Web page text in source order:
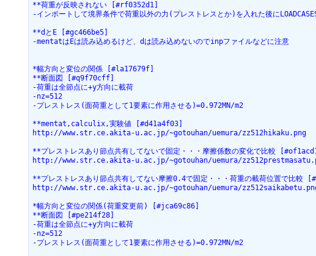
**荷重が反映されない [#rf0352d1]
-インポートして境界条件で荷重以外の力(プレストレスとか)を入れた後に
**dとE [#gc466be5]
-mentatはEは読み込めるけど、dは読み込めないのでinpファイルなどに注意
*幅方向と変位の関係 [#la17679f]
**断面図 [#q9f70cff]
-荷重は全節点に+y方向に載荷
-nz=512
-プレストレス(面荷重として1要素に作用させる)=0.972MN/m2
**mentat,calculix,実験値 [#d41a4f03]
http://www.str.ce.akita-u.ac.jp/~gotouhan/uemura/zz512hikaku.png
**プレストレスあり節点共有してないで固定・・・摩擦係数の変化で比較
http://www.str.ce.akita-u.ac.jp/~gotouhan/uemura/
**プレストレスあり節点共有してない摩擦0.4で固定・・・荷重の載荷位置で比較
http://www.str.ce.akita-u.ac.jp/~gotouhan/uemura/
*幅方向と変位の関係(荷重変更前) [#jca69c86]
**断面図 [#pe214f28]
-荷重は全節点に+y方向に載荷
-nz=512
-プレストレス(面荷重として1要素に作用させる)=0.972MN/m2